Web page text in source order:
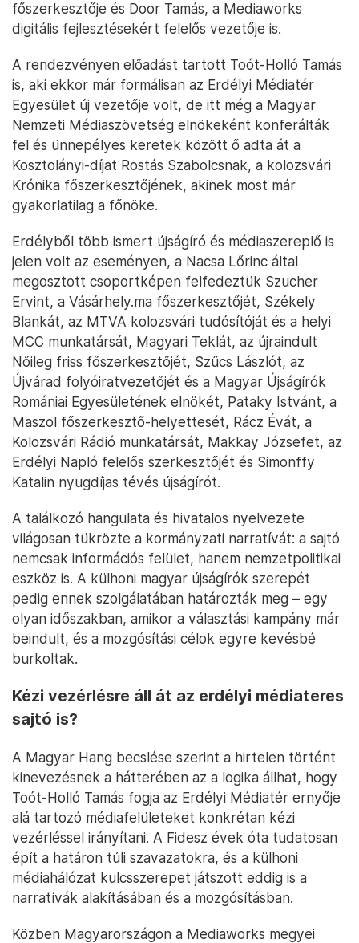
főszerkesztője és Door Tamás, a Mediaworks
digitális fejlesztésekért felelős vezetője is.
A rendezvényen előadást tartott Toót-Holló Tamás
is, aki ekkor már formálisan az Erdélyi Médiatér
Egyesület új vezetője volt, de itt még a Magyar
Nemzeti Médiaszövetség elnökeként konferálták
fel és ünnepélyes keretek között ő adta át a
Kosztolányi-díjat Rostás Szabolcsnak, a kolozsvári
Krónika főszerkesztőjének, akinek most már
gyakorlatilag a főnöke.
Erdélyből több ismert újságíró és médiaszereplő is
jelen volt az eseményen, a Nacsa Lőrinc által
megosztott csoportképen felfedeztük Szucher
Ervint, a Vásárhely.ma főszerkesztőjét, Székely
Blankát, az MTVA kolozsvári tudósítóját és a helyi
MCC munkatársát, Magyari Teklát, az újraindult
Nőileg friss főszerkesztőjét, Szűcs Lászlót, az
Újvárad folyóiratvezetőjét és a Magyar Újságírók
Romániai Egyesületének elnökét, Pataky Istvánt, a
Maszol főszerkesztő-helyettesét, Rácz Évát, a
Kolozsvári Rádió munkatársát, Makkay Józsefet, az
Erdélyi Napló felelős szerkesztőjét és Simonffy
Katalin nyugdíjas tévés újságírót.
A találkozó hangulata és hivatalos nyelvezete
világosan tükrözte a kormányzati narratívát: a sajtó
nemcsak információs felület, hanem nemzetpolitikai
eszköz is. A külhoni magyar újságírók szerepét
pedig ennek szolgálatában határozták meg – egy
olyan időszakban, amikor a választási kampány már
beindult, és a mozgósítási célok egyre kevésbé
burkoltak.
Kézi vezérlésre áll át az erdélyi médiateres
sajtó is?
A Magyar Hang becslése szerint a hirtelen történt
kinevezésnek a hátterében az a logika állhat, hogy
Toót-Holló Tamás fogja az Erdélyi Médiatér ernyője
alá tartozó médiafelületeket konkrétan kézi
vezérléssel irányítani. A Fidesz évek óta tudatosan
épít a határon túli szavazatokra, és a külhoni
médiahálózat kulcsszerepet játszott eddig is a
narratívák alakításában és a mozgósításban.
Közben Magyarországon a Mediaworks megyei